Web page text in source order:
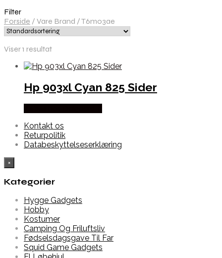
Filter
Forside / Vare Brand /T6m03ae
Viser 1 resultat
Hp 903xl Cyan 825 Sider
Kontakt os
Returpolitik
Databeskyttelseserklæring
×
Kategorier
Hygge Gadgets
Hobby
Kostumer
Camping Og Friluftsliv
Fødselsdagsgave Til Far
Squid Game Gadgets